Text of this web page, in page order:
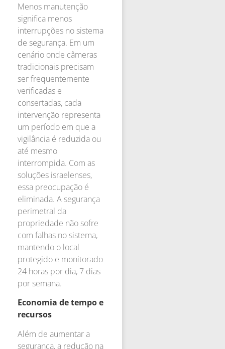
Menos manutenção
significa menos
interrupções no sistema
de segurança. Em um
cenário onde câmeras
tradicionais precisam
ser frequentemente
verificadas e
consertadas, cada
intervenção representa
um período em que a
vigilância é reduzida ou
até mesmo
interrompida. Com as
soluções israelenses,
essa preocupação é
eliminada. A segurança
perimetral da
propriedade não sofre
com falhas no sistema,
mantendo o local
protegido e monitorado
24 horas por dia, 7 dias
por semana.
Economia de tempo e
recursos
Além de aumentar a
segurança, a redução na